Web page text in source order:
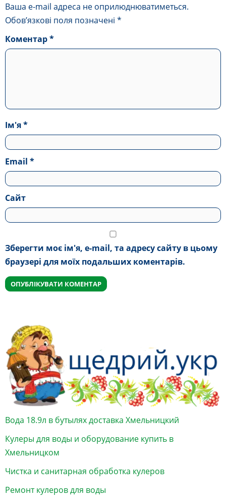
Ваша e-mail адреса не оприлюднюватиметься.
Обов’язкові поля позначені *
Коментар*
Ім'я*
Email *
Сайт
Зберегти моє ім'я, e-mail, та адресу сайту в цьому
браузері для моїх подальших коментарів.
Вода 18.9л в бутылях доставка Хмельницкий
Кулеры для воды и оборудование купить в
Хмельницком
Чистка и санитарная обработка кулеров
Ремонт кулеров для воды